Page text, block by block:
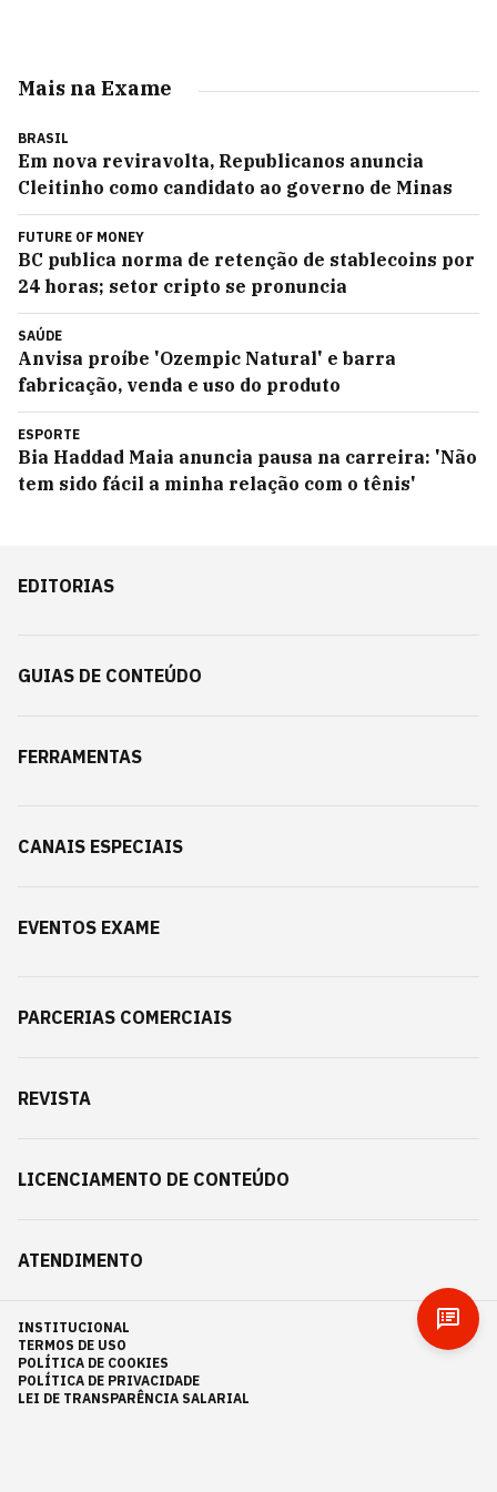
Mais na Exame
BRASIL
Em nova reviravolta, Republicanos anuncia
Cleitinho como candidato ao governo de Minas
FUTURE OF MONEY
BC publica norma de retenção de stablecoins por
24 horas; setor cripto se pronuncia
SAÚDE
Anvisa proíbe 'Ozempic Natural' e barra
fabricação, venda e uso do produto
ESPORTE
Bia Haddad Maia anuncia pausa na carreira: 'Não
tem sido fácil a minha relação com o tênis'
EDITORIAS
GUIAS DE CONTEÚDO
FERRAMENTAS
CANAIS ESPECIAIS
EVENTOS EXAME
PARCERIAS COMERCIAIS
REVISTA
LICENCIAMENTO DE CONTEÚDO
ATENDIMENTO
INSTITUCIONAL
TERMOS DE USO
POLÍTICA DE COOKIES
POLÍTICA DE PRIVACIDADE
LEI DE TRANSPARÊNCIA SALARIAL